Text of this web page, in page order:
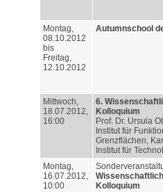
Montag,
08.10.2012
bis
Freitag,
12.10.2012
Autumnschool
Mittwoch,
18.07.2012,
16:00
6.
Kolloquium
Prof. Dr. Ursula
Institut für
Grenzflächen,
Institut für
Montag,
16.07.2012,
10:00
Kolloquium